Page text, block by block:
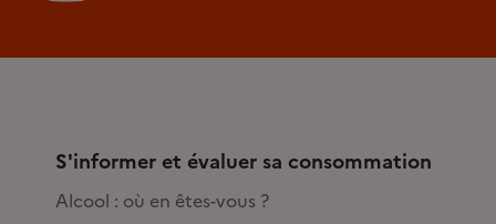
S'informer et évaluer sa consommation
Alcool : où en êtes-vous ?